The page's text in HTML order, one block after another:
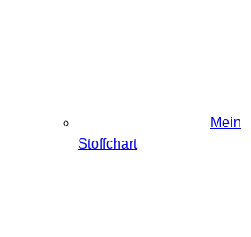
Mein
Stoffchart